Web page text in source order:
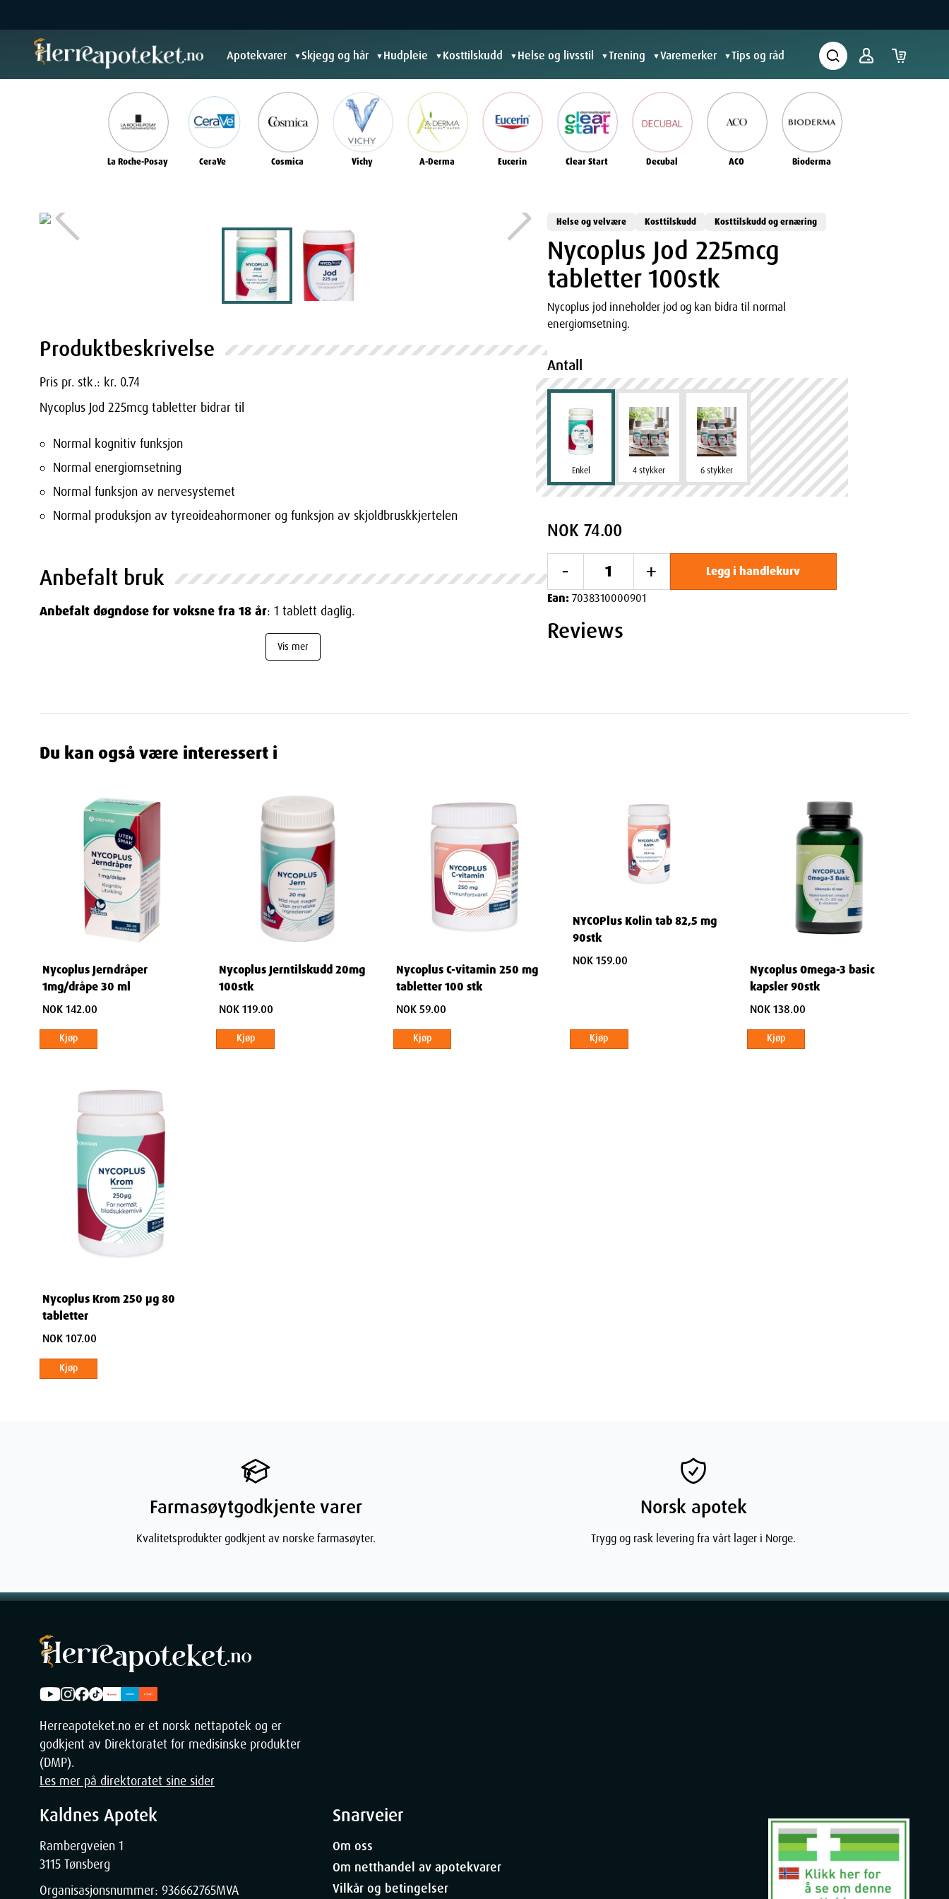
Apotekvarer ▼Skjegg og hår ▼ Hudpleie ▼ Kosttilskudd ▼ Helse og livsstil ▼Trening ▼Varemerker ▼Tips og råd
La Roche-Posay CeraVe Cosmica Vichy A-Derma Eucerin Clear Start Decubal ACO Bioderma
Produktbeskrivelse
Pris pr. stk.: kr. 0.74
Nycoplus Jod 225mcg tabletter bidrar til
Normal kognitiv funksjon
Normal energiomsetning
Normal funksjon av nervesystemet
Normal produksjon av tyreoideahormoner og funksjon av skjoldbruskkjertelen
Anbefalt bruk
Anbefalt døgndose for voksne fra 18 år: 1 tablett daglig.
Varenummer
Ingredienser
Ingredienser: tabletthjelpestoffer (kalsiumfosfat, cellulose, hydroksypropylcellulose),
overflatebehandlingsmiddel (magnesiumsalter av fettsyrer), mineral (kaliumjodid).
Vis mer
Helse og velvære Kosttilskudd Kosttilskudd og ernæring
Nycoplus Jod 225mcg
tabletter 100stk
Nycoplus jod inneholder jod og kan bidra til normal
energiomsetning.
Antall
Enkel 4 stykker 6 stykker
NOK 74.00
- +
Legg i handlekurv
Ean: 7038310000901
Reviews
Du kan også være interessert i
Nycoplus Jerndråper
1mg/dråpe 30 ml
NOK 142.00
Kjøp
Nycoplus Jerntilskudd 20mg
100stk
NOK 119.00
Kjøp
Nycoplus C-vitamin 250 mg
tabletter 100 stk
NOK 59.00
Kjøp
NYCOPlus Kolin tab 82,5 mg
90stk
NOK 159.00
Kjøp
Nycoplus Omega-3 basic
kapsler 90stk
NOK 138.00
Kjøp
Nycoplus Krom 250 µg 80
tabletter
NOK 107.00
Kjøp
Farmasøytgodkjente varer
Kvalitetsprodukter godkjent av norske farmasøyter.
Norsk apotek
Trygg og rask levering fra vårt lager i Norge.
Herreapoteket.no er et norsk nettapotek og er
godkjent av Direktoratet for medisinske produkter
(DMP).
Les mer på direktoratet sine sider
Kaldnes Apotek
Rambergveien 1
3115 Tønsberg
Organisasjonsnummer: 936662765MVA
Snarveier
Om oss
Om netthandel av apotekvarer
Vilkår og betingelser